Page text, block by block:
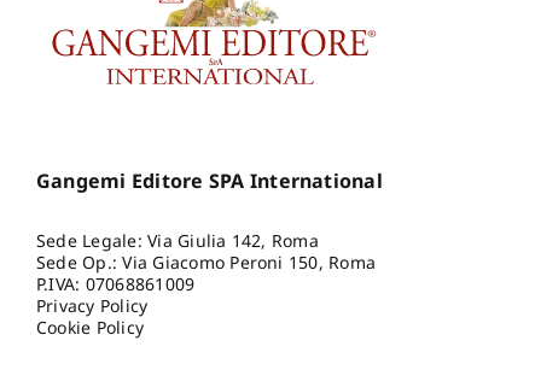
Gangemi Editore SPA International
Sede Legale: Via Giulia 142, Roma
Sede Op.: Via Giacomo Peroni 150, Roma
P.IVA: 07068861009
Privacy Policy
Cookie Policy